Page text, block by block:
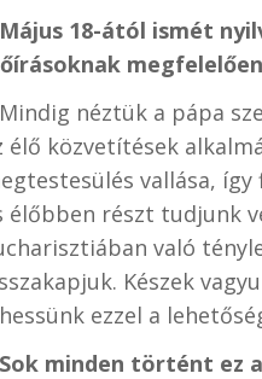
18-ától ismét
néztük a pápa
élő közvetítések
vallása,
élőbben részt tudjunk
való
Készek
ezzel a
minden történt ez